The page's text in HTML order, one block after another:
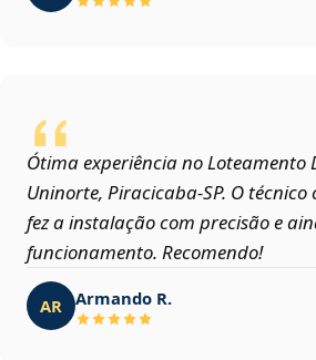
Ótima experiência no
Uninorte, Piracicaba‑SP. O
fez a instalação com precisão e
funcionamento. Recomendo!
AR Armando R.